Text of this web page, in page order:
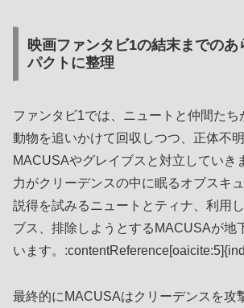
映画ファンタビ1の結末までのあ
パクトに整理
ファンタビ1では、ニュートと仲間たち
動物を追いかけて回収しつつ、正体不
MACUSAやグレイブスと対立していき
力がクリーデンスの中に眠るオブスキ
説得を試みるニュートとティナ、利用
ブス、排除しようとするMACUSAが地
います。
最終的にMACUSAはクリーデンスを攻